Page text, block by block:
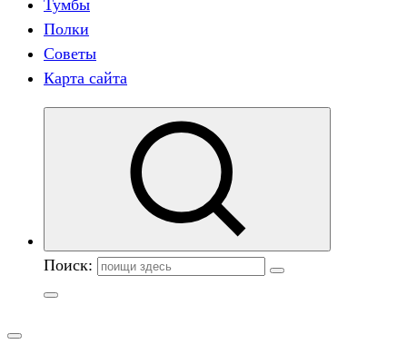
Тумбы
Полки
Советы
Карта сайта
Поиск: